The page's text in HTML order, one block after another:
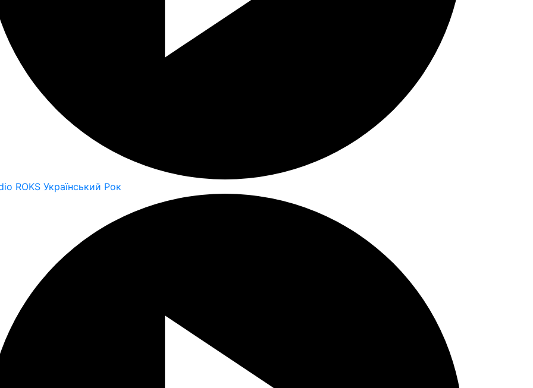
ROKS Український Рок